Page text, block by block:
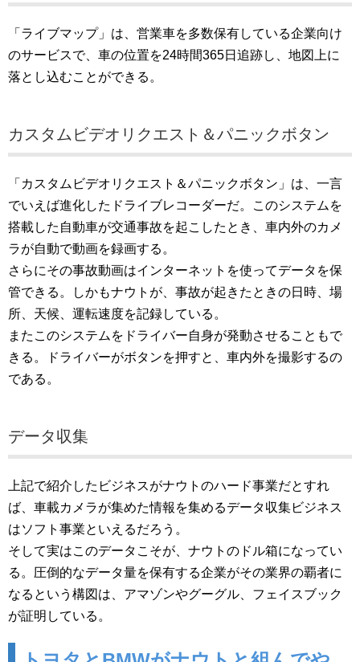
「ライブマップ」は、営業車を多数保有している企業向け
のサービスで、車の位置を24時間365日追跡し、地図上に
落とし込むことができる。
カスタムビデオリクエスト＆パニックボタン
「カスタムビデオリクエスト＆パニックボタン」は、一言
でいえば進化したドライブレコーダーだ。このシステムを
搭載した自動車が交通事故を起こしたとき、車内外のカメ
ラが自動で動画を録画する。
さらにその事故動画はインターネットを使ってデータを保
管できる。しかもナウトが、事故が起きたときの日時、場
所、天候、運転速度を記録している。
またこのシステムをドライバー自身が発動させることもで
きる。ドライバーがボタンを押すと、車内外を撮影するの
である。
データ収集
上記で紹介したビジネスがナウトのハード事業だとすれ
ば、車載カメラが集めた情報を集めるデータ収集ビジネス
はソフト事業といえるだろう。
そして実はこのデータこそが、ナウトのドル箱になってい
る。圧倒的なデータ量を保有する企業がその業界の覇者に
なるという構図は、アマゾンやグーグル、フェイスブック
が証明している。